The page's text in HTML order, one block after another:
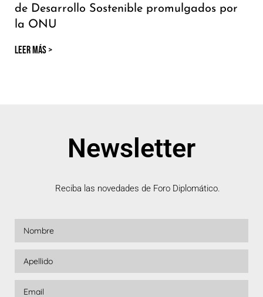
de Desarrollo Sostenible promulgados por
la ONU
LEER MÁS >
Newsletter
Reciba las novedades de Foro Diplomático.